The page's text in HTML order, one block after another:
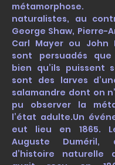
naturalistes, au
George Shaw, Pierre-
Carl Mayer ou John
sont persuadés
bien qu’ils puissent
sont des larves
salamandre dont on
pu observer la
l’état adulte.Un
eut lieu en 1865.
Auguste Duméril,
d’histoire naturelle